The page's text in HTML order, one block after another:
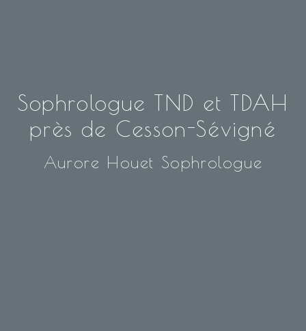
Sophrologue TND et TDAH
près de Cesson-Sévigné
Aurore Houet Sophrologue